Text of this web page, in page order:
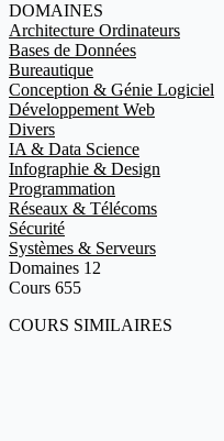
DOMAINES
Architecture Ordinateurs
Bases de Données
Bureautique
Conception & Génie Logiciel
Développement Web
Divers
IA & Data Science
Infographie & Design
Programmation
Réseaux & Télécoms
Sécurité
Systèmes & Serveurs
Domaines 12
Cours 655
COURS SIMILAIRES